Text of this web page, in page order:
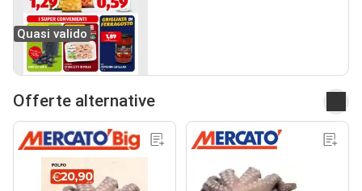
Quasi valido
Offerte alternative